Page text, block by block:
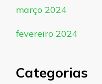
março 2024
fevereiro 2024
Categorias